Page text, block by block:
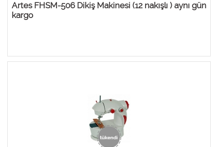
Artes FHSM-506 Dikiş Makinesi (12 nakışlı ) aynı gün
kargo